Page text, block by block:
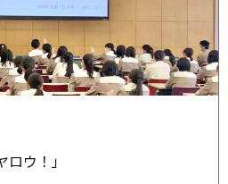
ウ！」